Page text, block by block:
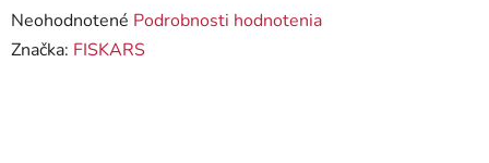
Priemerné
hodnotenie
Neohodnotené Podrobnosti hodnotenia
Značka: FISKARS